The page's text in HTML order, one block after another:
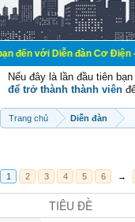
đàn Cơ Điện - Diễn
Nếu đây là lần đầu tiên
để trở thành thành viên
Trang chủ Diễn đàn
1 2 3 4 5 6 →
TIÊU ĐỀ